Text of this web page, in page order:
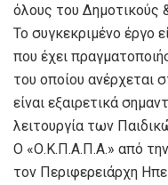
όλους του Δημοτικούς
Το συγκεκριμένο έργο
που έχει
του οποίου ανέρχεται
είναι εξαιρετικά
λειτουργία των
Ο «Ο.Κ.Π.Α.Π.Α.» από την
τον Περιφερειάρχη